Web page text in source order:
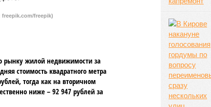
freepik)
рынку жилой недвижимости за
стоимость квадратного метра
тогда как на вторичном
ниже – 92 947 рублей за